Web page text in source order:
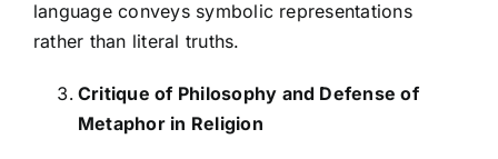
language conveys symbolic representations
rather than literal truths.
Critique of Philosophy and Defense of
Metaphor in Religion